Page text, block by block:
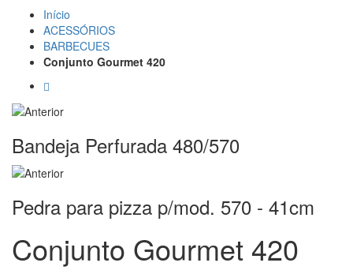
Início
ACESSÓRIOS
BARBECUES
Conjunto Gourmet 420
Bandeja Perfurada 480/570
Pedra para pizza p/mod. 570 - 41cm
Conjunto Gourmet 420